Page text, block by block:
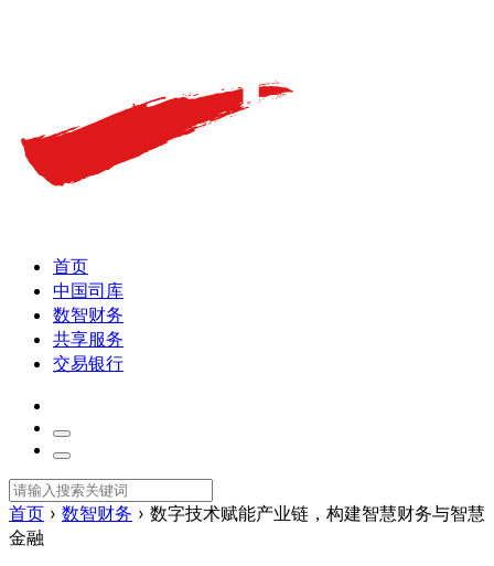
首页
中国司库
数智财务
共享服务
交易银行
首页 › 数智财务 › 数字技术赋能产业链，构建智慧财务与智慧
金融